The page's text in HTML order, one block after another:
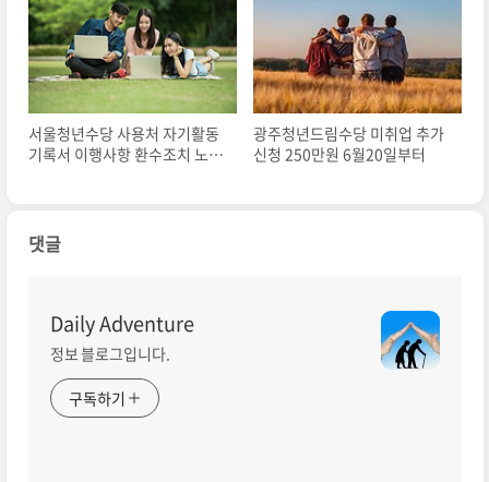
서울청년수당 사용처 자기활동
기록서 이행사항 환수조치 노트
광주청년드림수당 미취업 추가
신청 250만원 6월20일부터
댓글
Daily Adventure
정보 블로그입니다.
구독하기